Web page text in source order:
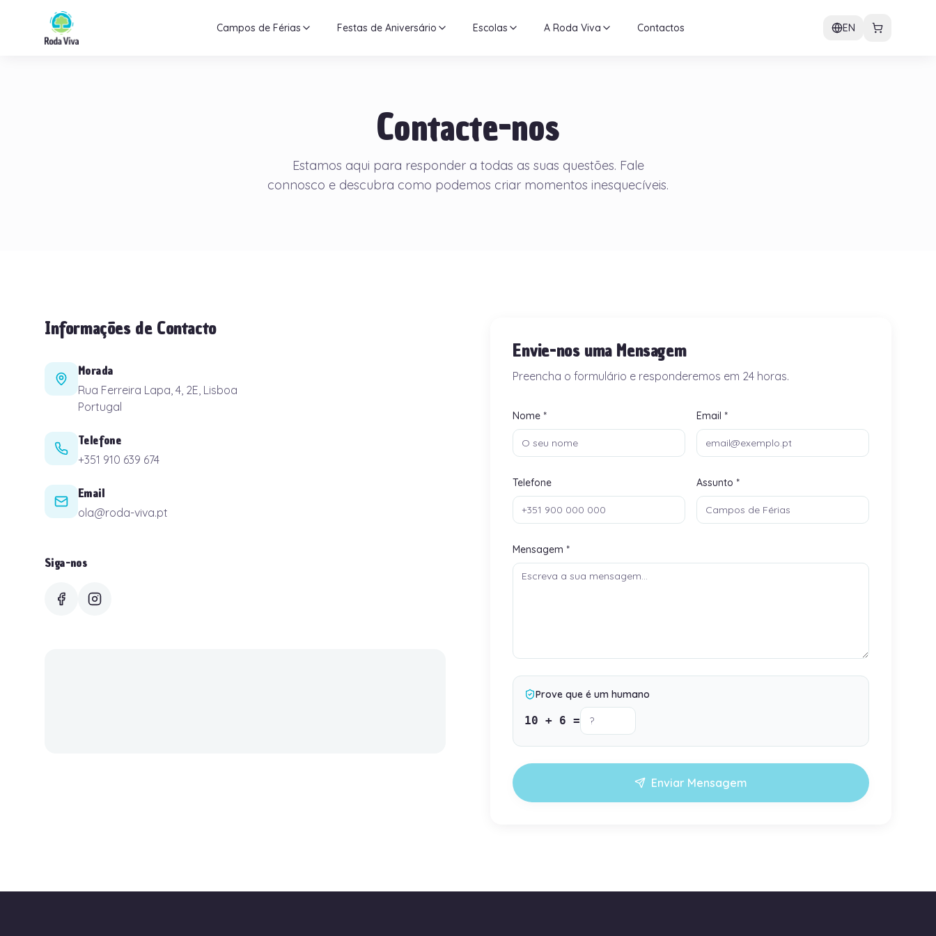
Campos de Férias Festas de Aniversário Escolas A Roda Viva Contactos EN
Contacte-nos
Estamos aqui para responder a todas as suas questões. Fale
connosco e descubra como podemos criar momentos inesquecíveis.
Informações de Contacto
Morada
Rua Ferreira Lapa, 4, 2E, Lisboa
Portugal
Telefone
+351 910 639 674
Email
ola@roda-viva.pt
Siga-nos
Envie-nos uma Mensagem
Preencha o formulário e responderemos em 24 horas.
Nome * Email *
Telefone Assunto *
Mensagem *
Prove que é um humano
10 + 6 =
Enviar Mensagem